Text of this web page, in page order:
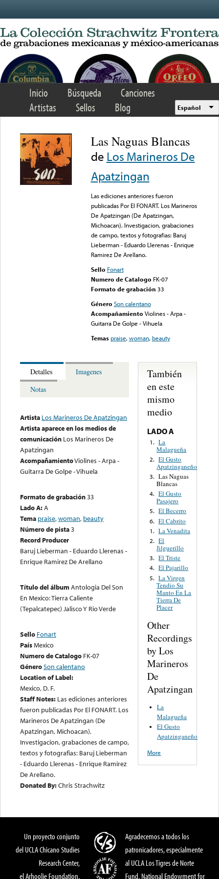
Inicio Búsqueda
Canciones
Artistas
Sellos Blog Español
Las Naguas Blancas
de Los Marineros De
Apatzingan
Las ediciones anteriores fueron
publicadas Por El FONART. Los Marineros
De Apatzingan (De Apatzingan,
Michoacan). Investigacion, grabaciones
de campo, textos y fotografias: Baruj
Lieberman - Eduardo Llerenas - Enrique
Ramirez De Arellano.
Sello Fonart
Numero de Catalogo FK-07
Formato de grabación 33
Género Son calentano
Acompañamiento Violines - Arpa -
Guitarra De Golpe - Vihuela
Temas praise,woman, beauty
Detalles
Imagenes
Notas
Artista Los Marineros De Apatzingan
Artista aparece en los medios de
comunicación Los Marineros De
Apatzingan
AcompañamientoViolines - Arpa -
Guitarra De Golpe - Vihuela
Formato de grabación33
Lado A:A
Tema praise,woman, beauty
Número de pista3
Record Producer
Baruj Lieberman - Eduardo Llerenas -
Enrique Ramirez De Arellano
Título del álbumAntologia Del Son
En Mexico: Tierra Caliente
(Tepalcatepec) Jalisco Y Rio Verde
Sello Fonart
PaísMexico
Numero de Catalogo FK-07
GéneroSon calentano
Location of Label:
Mexico, D. F.
Staff Notes: Las ediciones anteriores
fueron publicadas Por El FONART. Los
Marineros De Apatzingan (De
Apatzingan, Michoacan).
Investigacion, grabaciones de campo,
textos y fotografias: Baruj Lieberman
- Eduardo Llerenas - Enrique Ramirez
De Arellano.
Donated By:Chris Strachwitz
También
en este
mismo
medio
LADO A
1. La
Malagueña
2. El Gusto
Apatzinganeño
3. Las Naguas
Blancas
4. El Gusto
Pasajero
5. El Becerro
6. El Cabrito
1. La Venadita
2. El
Jilguerillo
3. El Triste
4. El Pajarillo
5. La Virgen
Tendio Su
Manto En La
Tierra De
Placer
Other
Recordings
by Los
Marineros
De
Apatzingan
La
Malagueña
El Gusto
Apatzinganeño
More
Un proyecto conjunto
del UCLA Chicano Studies
Research Center,
el Arhoolie Foundation,
Agradecemos a todos los
patronicadores, especialmente
al UCLA Los Tigres de Norte
Fund, National Endowment for